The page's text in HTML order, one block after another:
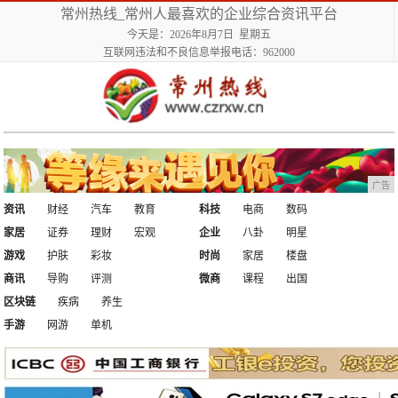
常州热线_常州人最喜欢的企业综合资讯平台
今天是：2026年8月7日 星期五
互联网违法和不良信息举报电话：962000
广告
资讯 财经 汽车
教育
家居
证券 理财 宏观
科技 电商
数码
企业
八卦
明星
游戏
护肤
彩妆
商讯
导购 评测
时尚 家居
楼盘
微商
课程
出国
区块链
疾病
养生
手游
网游 单机